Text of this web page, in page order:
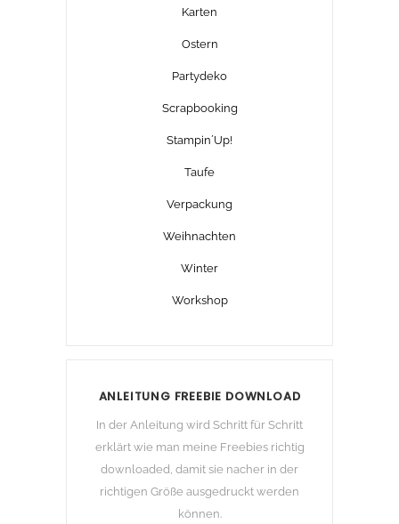
Karten
Ostern
Partydeko
Scrapbooking
Stampin´Up!
Taufe
Verpackung
Weihnachten
Winter
Workshop
ANLEITUNG FREEBIE DOWNLOAD
In der Anleitung wird Schritt für Schritt
erklärt wie man meine Freebies richtig
downloaded, damit sie nacher in der
richtigen Größe ausgedruckt werden
können.